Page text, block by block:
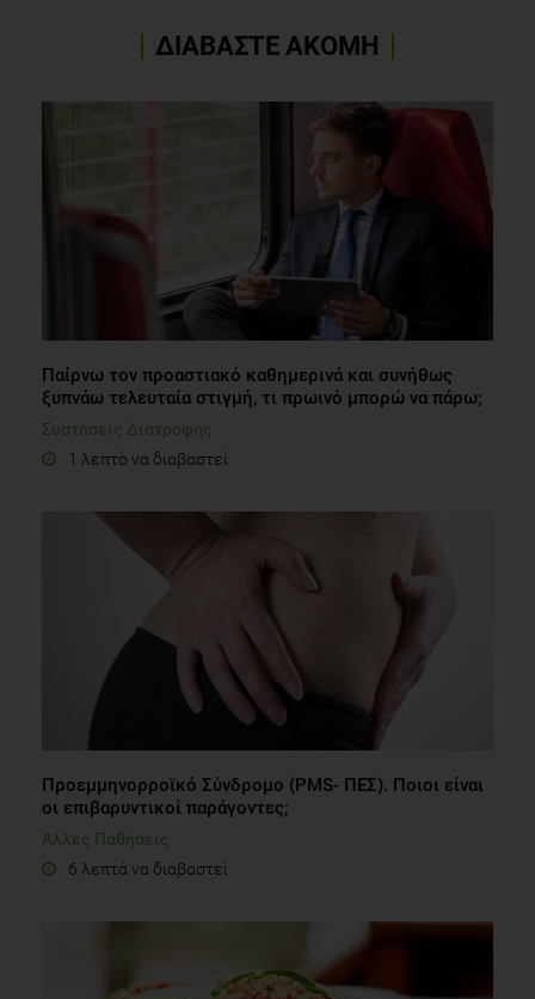
ΔΙΑΒΑΣΤΕ ΑΚΟΜΗ
Παίρνω τον προαστιακό καθημερινά και συνήθως
ξυπνάω τελευταία στιγμή, τι πρωινό μπορώ να πάρω;
Συστάσεις Διατροφής
1 λεπτό να διαβαστεί
Προεμμηνορροϊκό Σύνδρομο (PMS- ΠΕΣ). Ποιοι είναι
οι επιβαρυντικοί παράγοντες;
Άλλες Παθήσεις
6 λεπτά να διαβαστεί